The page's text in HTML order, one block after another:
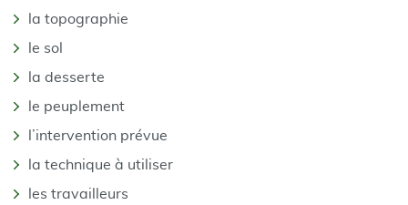
la topographie
le sol
la desserte
le peuplement
l’intervention prévue
la technique à utiliser
les travailleurs